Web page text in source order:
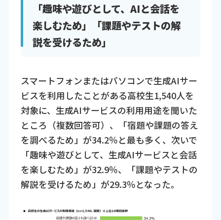
「趣味や遊びとして、AIと会話を
楽しむため」「課題やテストの解
説を受けるため」
スマートフォンまたはパソコンで生成AIサー
ビスを利用したことがある高校生1,540人を
対象に、生成AIサービスの利用用途を聞いた
ところ（複数回答可）、「宿題や課題の答え
を調べるため」が34.2％と最も多く、次いで
「趣味や遊びとして、生成AIサービスと会話
を楽しむため」が32.9％、「課題やテストの
解説を受けるため」が29.3％となった。